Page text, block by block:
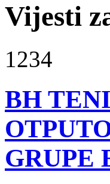
Vijesti
1234
BH
GRUPE